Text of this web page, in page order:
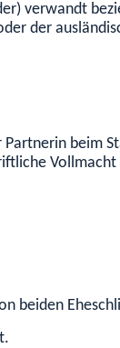
verwandt
der
beim
beiden